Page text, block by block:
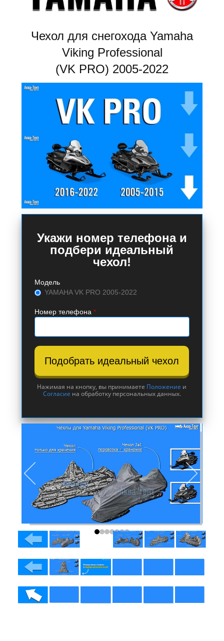
Чехол для снегохода Yamaha
Viking Professional
(VK PRO) 2005-2022
Укажи номер телефона и
подбери идеальный
чехол!
Модель
YAMAHA VK PRO 2005-2022
Номер телефона *
Подобрать идеальный чехол
Нажимая на кнопку, вы принимаете Положение и
Согласие на обработку персональных данных.